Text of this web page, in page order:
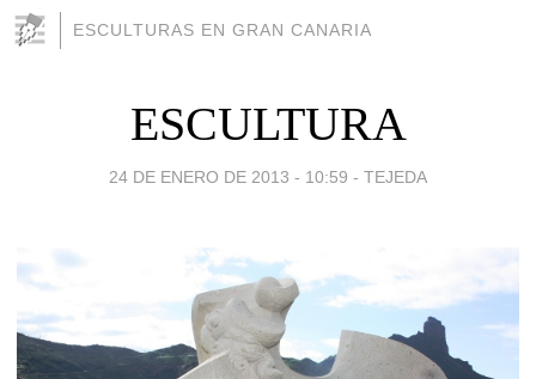
ESCULTURAS EN GRAN CANARIA
ESCULTURA
24 DE ENERO DE 2013 - 10:59 - TEJEDA